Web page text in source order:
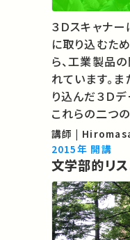
３Ｄスキャナ
に取り込むた
ら、工業製品
れています。ま
り込んだ３Ｄ
これらの二つ
ンを交えなが
て解説します。 05:54 光学式3Dスキャナーの原
理 08:59
講師 |
2015年 開講
文学部的リ